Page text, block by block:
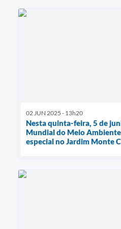
02 JUN 2025 - 13h20
Nesta quinta-feira, 5 de
Mundial do Meio
especial no Jardim Monte